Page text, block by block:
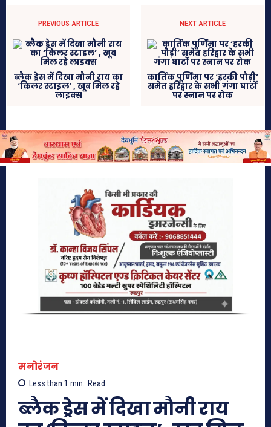
PREVIOUS ARTICLE
ब्लैक ड्रेस में दिखा मौनी राय का
‘किलर स्टाइल’ , खूब मिल रहे
लाइक्स
NEXT ARTICLE
कार्तिक पूर्णिमा पर ‘हरकी पौड़ी’
समेत हरिद्वार के सभी गंगा घाटों
पर स्नान पर रोक